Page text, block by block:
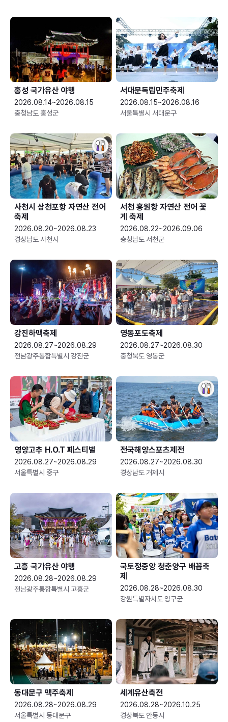
홍성 국가유산 야행
2026.08.14~2026.08.15
충청남도 홍성군
서대문독립민주축제
2026.08.15~2026.08.16
서울특별시 서대문구
사천시 삼천포항 자연산 전어
축제
2026.08.20~2026.08.23
경상남도 사천시
서천 홍원항 자연산 전어 꽃
게 축제
2026.08.22~2026.09.06
충청남도 서천군
강진하맥축제
2026.08.27~2026.08.29
전남광주통합특별시 강진군
영동포도축제
2026.08.27~2026.08.30
충청북도 영동군
영양고추 H.O.T 페스티벌
2026.08.27~2026.08.29
서울특별시 중구
전국해양스포츠제전
2026.08.27~2026.08.30
경상남도 거제시
고흥 국가유산 야행
2026.08.28~2026.08.29
전남광주통합특별시 고흥군
국토정중앙 청춘양구 배꼽축
제
2026.08.28~2026.08.30
강원특별자치도 양구군
동대문구 맥주축제
2026.08.28~2026.08.29
서울특별시 동대문구
세계유산축전
2026.08.28~2026.10.25
경상북도 안동시